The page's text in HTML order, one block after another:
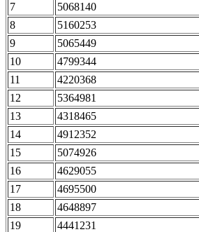
7 5068140
8 5160253
9 5065449
10 4799344
11 4220368
12 5364981
13 4318465
14 4912352
15 5074926
16 4629055
17 4695500
18 4648897
19 4441231